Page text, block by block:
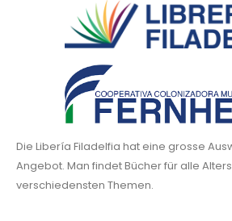
Die Libería Filadelfia hat eine grosse
Angebot. Man findet Bücher für alle
verschiedensten Themen.